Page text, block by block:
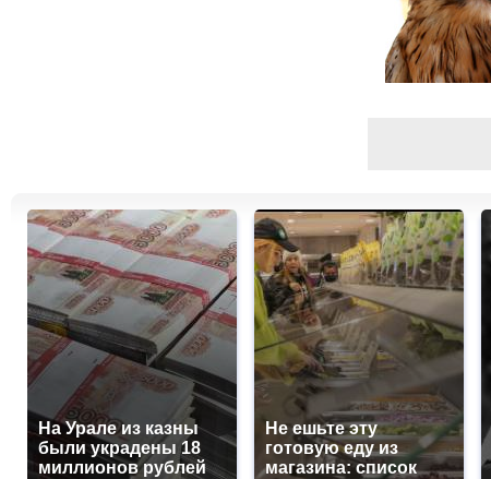
На Урале из казны
были украдены 18
миллионов рублей
Не ешьте эту
готовую еду из
магазина: список